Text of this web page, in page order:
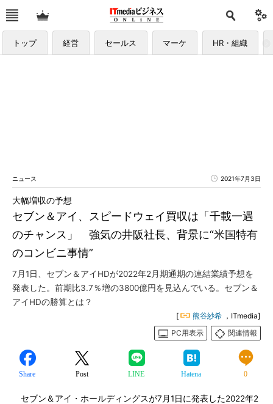
トップ 経営 セールス マーケ HR・組織
ニュース 2021年7月3日
セブン＆アイ、スピードウェイ買収は「千載一遇
のチャンス」 強気の井阪社長、背景に“米国特有
のコンビニ事情”
大幅増収の予想
7月1日、セブン＆アイHDが2022年2月期通期の連結業績予想を
発表した。前期比3.7％増の3800億円を見込んでいる。セブン＆
アイHDの勝算とは？
[ 熊谷紗希 ，ITmedia]
PC用表示
関連情報
Share Post LINE Hatena 0
セブン＆アイ・ホールディングスが7月1日に発表した2022年2